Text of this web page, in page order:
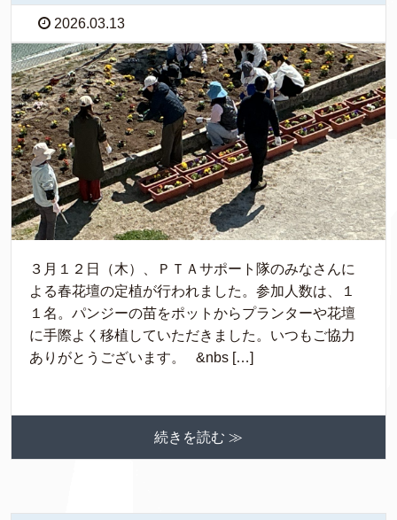
2026.03.13
３月１２日（木）、ＰＴＡサポート隊のみなさんに
よる春花壇の定植が行われました。参加人数は、１
１名。パンジーの苗をポットからプランターや花壇
に手際よく移植していただきました。いつもご協力
ありがとうございます。 &nbs […]
続きを読む ≫